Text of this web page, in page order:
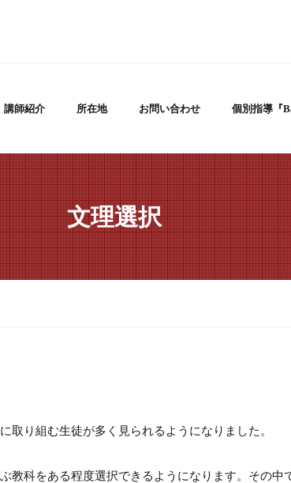
講師紹介 所在地 お問い合わせ 個別指導『
文理選択
取り組む生徒が多く見られるようになりました。
教科をある程度選択できるようになります。その